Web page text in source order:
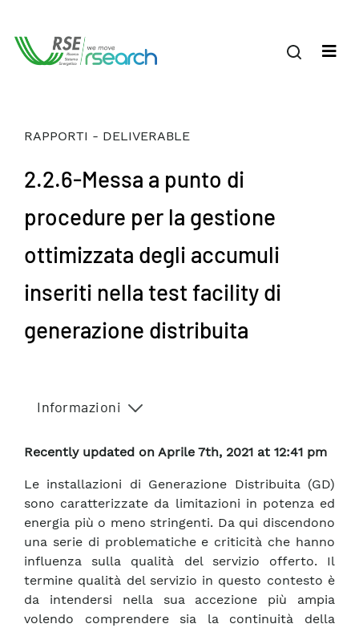
RAPPORTI - DELIVERABLE
2.2.6-Messa a punto di
procedure per la gestione
ottimizzata degli accumuli
inseriti nella test facility di
generazione distribuita
Informazioni
Recently updated on Aprile 7th, 2021 at 12:41 pm
Le installazioni di Generazione Distribuita (GD)
sono caratterizzate da limitazioni in potenza ed
energia più o meno stringenti. Da qui discendono
una serie di problematiche e criticità che hanno
influenza sulla qualità del servizio offerto. Il
termine qualità del servizio in questo contesto è
da intendersi nella sua accezione più ampia
volendo comprendere sia la continuità della